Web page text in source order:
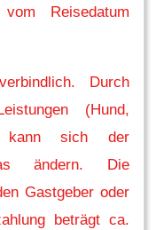
Reisedatum
Durch
(Hund,
kann sich der
ändern. Die
Gastgeber oder
beträgt ca.